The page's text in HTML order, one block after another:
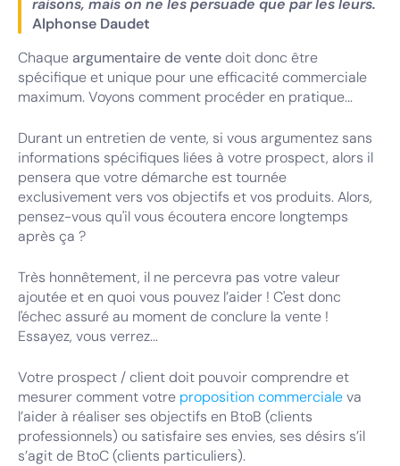
raisons, mais on ne les persuade que par les leurs.
Alphonse Daudet
Chaqueargumentaire de ventedoit donc être
spécifique et unique pour une efficacité commerciale
maximum. Voyons comment procéder en pratique...
Durant un entretien de vente, si vous argumentez sans
informations spécifiques liées à votre prospect, alors il
pensera que votre démarche est tournée
exclusivement vers vos objectifs et vos produits. Alors,
pensez-vous qu'il vous écoutera encore longtemps
après ça ?
Très honnêtement, il ne percevra pas votre valeur
ajoutée et en quoi vous pouvez l’aider ! C'est donc
l'échec assuré au moment de conclure la vente !
Essayez, vous verrez...
Votre prospect / client doit pouvoir comprendre et
mesurer comment votre proposition commercialeva
l’aider à réaliser ses objectifs en BtoB (clients
professionnels) ou satisfaire ses envies, ses désirs s’il
s’agit de BtoC (clients particuliers).